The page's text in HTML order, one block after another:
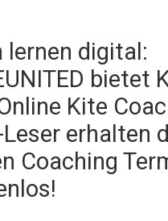
lernen digital:
bietet
Kite
Leser erhalten
Coaching